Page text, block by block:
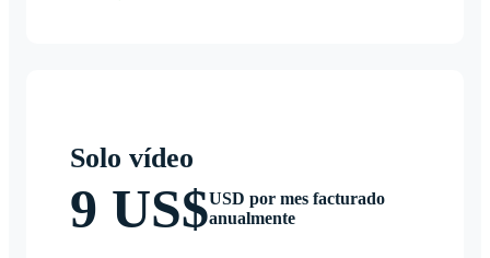
Solo vídeo
9 US$USD por mes facturado
anualmente